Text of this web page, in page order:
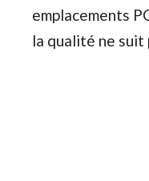
emplacements
la qualité ne suit